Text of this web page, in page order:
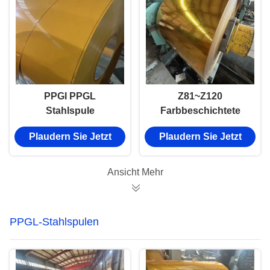
PPGI PPGL
Stahlspule
Galvanisiert 0,4mm
0,3mm Verschiedene
Plaudern Sie Jetzt
Z81~Z120
Farbbeschichtete
galvanisierte
Stahlspule vorgefärbt
Plaudern Sie Jetzt
Ansicht Mehr
PPGL-Stahlspulen